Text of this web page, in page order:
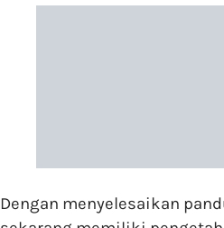
Dengan menyelesaikan